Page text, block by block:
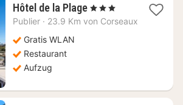
Hôtel de la Plage1
Nacht
, 3 Sterne
Publier · 23.9 Km von Corseaux
Gratis WLAN
Restaurant
Aufzug